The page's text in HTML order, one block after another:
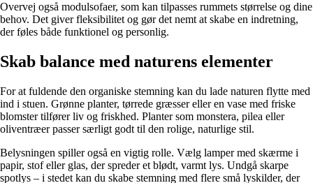
Overvej også modulsofaer, som kan tilpasses rummets størrelse og dine
behov. Det giver fleksibilitet og gør det nemt at skabe en indretning,
der føles både funktionel og personlig.
Skab balance med naturens elementer
For at fuldende den organiske stemning kan du lade naturen flytte med
ind i stuen. Grønne planter, tørrede græsser eller en vase med friske
blomster tilfører liv og friskhed. Planter som monstera, pilea eller
oliventræer passer særligt godt til den rolige, naturlige stil.
Belysningen spiller også en vigtig rolle. Vælg lamper med skærme i
papir, stof eller glas, der spreder et blødt, varmt lys. Undgå skarpe
spotlys – i stedet kan du skabe stemning med flere små lyskilder, der